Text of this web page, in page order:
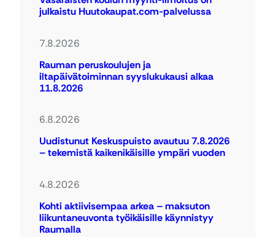
julkaistu Huutokaupat.com-palvelussa
7.8.2026
Rauman peruskoulujen ja
iltapäivätoiminnan syyslukukausi alkaa
11.8.2026
6.8.2026
Uudistunut Keskuspuisto avautuu 7.8.2026
– tekemistä kaikenikäisille ympäri vuoden
4.8.2026
Kohti aktiivisempaa arkea – maksuton
liikuntaneuvonta työikäisille käynnistyy
Raumalla